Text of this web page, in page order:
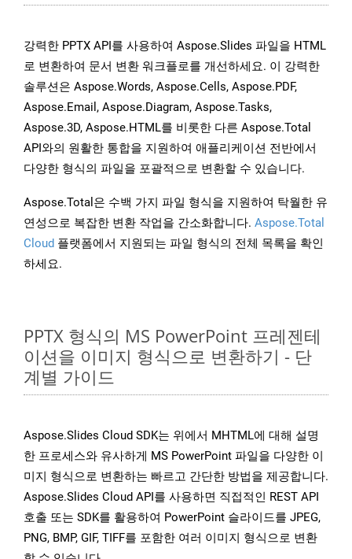
강력한 PPTX API를 사용하여 Aspose.Slides 파일을 HTML
로 변환하여 문서 변환 워크플로를 개선하세요. 이 강력한
솔루션은 Aspose.Words, Aspose.Cells, Aspose.PDF,
Aspose.Email, Aspose.Diagram, Aspose.Tasks,
Aspose.3D, Aspose.HTML를 비롯한 다른 Aspose.Total
API와의 원활한 통합을 지원하여 애플리케이션 전반에서
다양한 형식의 파일을 포괄적으로 변환할 수 있습니다.
Aspose.Total은 수백 가지 파일 형식을 지원하여 탁월한 유
연성으로 복잡한 변환 작업을 간소화합니다. Aspose.Total
Cloud 플랫폼에서 지원되는 파일 형식의 전체 목록을 확인
하세요.
PPTX 형식의 MS PowerPoint 프레젠테
이션을 이미지 형식으로 변환하기 - 단
계별 가이드
Aspose.Slides Cloud SDK는 위에서 MHTML에 대해 설명
한 프로세스와 유사하게 MS PowerPoint 파일을 다양한 이
미지 형식으로 변환하는 빠르고 간단한 방법을 제공합니다.
Aspose.Slides Cloud API를 사용하면 직접적인 REST API
호출 또는 SDK를 활용하여 PowerPoint 슬라이드를 JPEG,
PNG, BMP, GIF, TIFF를 포함한 여러 이미지 형식으로 변환